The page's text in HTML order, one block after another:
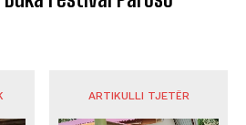
ARTIKULLI TJETËR